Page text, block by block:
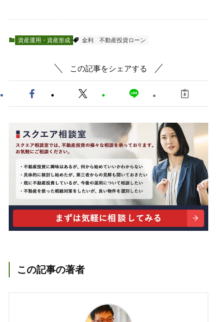
資産運用・資産形成 金利 不動産投資ローン
この記事をシェアする
この記事の著者